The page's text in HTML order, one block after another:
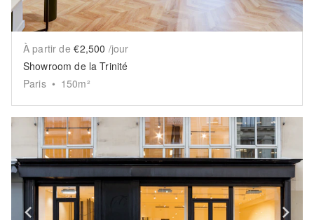
À partir de €2,500 /jour
Showroom de la Trinité
Paris • 150m²
Show previous slide